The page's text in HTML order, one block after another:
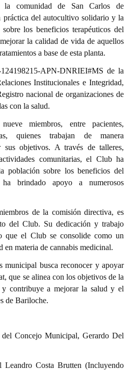
- Registro
la comunidad de San Carlos de
práctica del autocultivo solidario y la
los beneficios terapéuticos del
la calidad de vida de aquellos
a base de esta planta.
APN-DNRIEI#MS de la
Institucionales e Integridad,
nacional de organizaciones de
con la salud.
miembros, entre pacientes,
quienes trabajan de manera
sus objetivos. A través de talleres,
comunitarias, el Club ha
población sobre los beneficios del
brindado apoyo a numerosos
de la comisión directiva, es
del Club. Su dedicación y trabajo
que el Club se consolide como un
en materia de cannabis medicinal.
municipal busca reconocer y apoyar
que se alinea con los objetivos de la
y contribuye a mejorar la salud y el
de Bariloche.
del Concejo Municipal, Gerardo Del
Leandro Costa Brutten (Incluyendo